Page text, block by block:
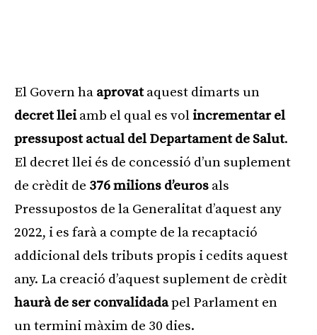
El Govern ha aprovataquest dimarts un
decret lleiamb el qual es volincrementar el
pressupost actual del Departament de Salut.
El decret llei és de concessió d’un suplement
de crèdit de 376 milions d’euros als
Pressupostos de la Generalitat d’aquest any
2022, i es farà a compte de la recaptació
addicional dels tributs propis i cedits aquest
any. La creació d’aquest suplement de crèdit
haurà de ser convalidadapel Parlament en
un termini màxim de 30 dies.